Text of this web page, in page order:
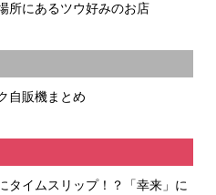
所にあるツウ好みのお店
自販機まとめ
タイムスリップ！？「幸来」に